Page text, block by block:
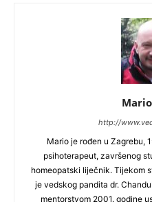
http://
Mario je rođen u Zagrebu,
psihoterapeut, završenog
homeopatski liječnik. Tijekom
je vedskog pandita dr.
mentorstvom 2001. godine